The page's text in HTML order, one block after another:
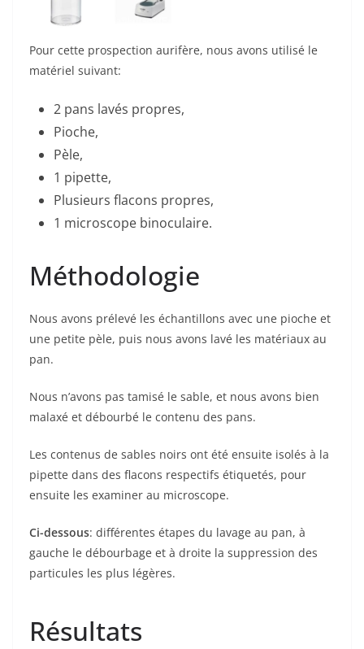
Pour cette prospection aurifère, nous avons utilisé le
matériel suivant:
2 pans lavés propres,
Pioche,
Pèle,
1 pipette,
Plusieurs flacons propres,
1 microscope binoculaire.
Méthodologie
Nous avons prélevé les échantillons avec une pioche et
une petite pèle, puis nous avons lavé les matériaux au
pan.
Nous n’avons pas tamisé le sable, et nous avons bien
malaxé et débourbé le contenu des pans.
Les contenus de sables noirs ont été ensuite isolés à la
pipette dans des flacons respectifs étiquetés, pour
ensuite les examiner au microscope.
Ci-dessous: différentes étapes du lavage au pan, à
gauche le débourbage et à droite la suppression des
particules les plus légères.
Résultats